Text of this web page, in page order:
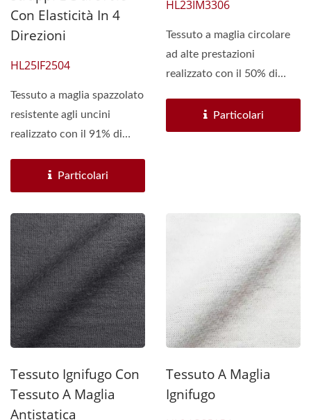
Con Elasticità In 4
Direzioni
HL25IF2504
Tessuto a maglia spazzolato
resistente agli uncini
realizzato con il 91% di
Resistente...Particolari
HL23IM3306
Tessuto a maglia circolare
ad alte prestazioni
realizzato con il 50% di
di poliestere. È...
Particolari
Tessuto Ignifugo Con
Tessuto A Maglia
Antistatica
Tessuto A Maglia
Ignifugo